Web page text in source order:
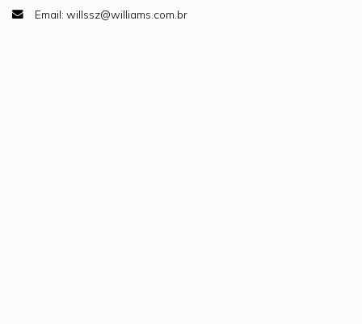
Email: willssz@williams.com.br